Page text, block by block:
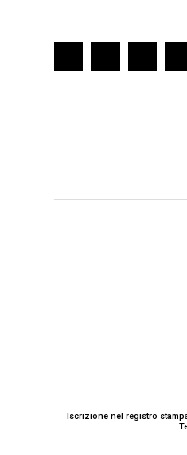
Iscrizione nel registro